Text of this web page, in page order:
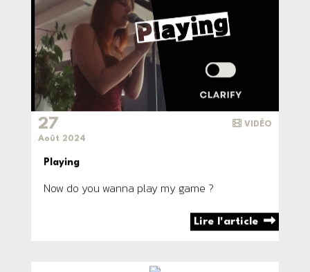
VIDÉO
27
Août 2024
Playing
Now do you wanna play my game ?
Lire l'article